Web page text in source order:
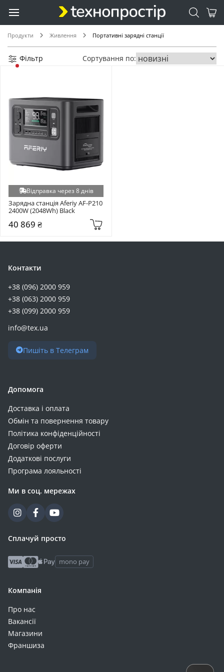
Продукти Живлення Портативні зарядні станції
Фільтр Сортування по:
Відправка через 8 днів
Зарядна станція Aferiy AF-P210
2400W (2048Wh) Black
40 869 ₴
Контакти
+38 (096) 2000 959
+38 (063) 2000 959
+38 (099) 2000 959
info@tex.ua
Пишіть в Телеграм
Допомога
Доставка і оплата
Обмін та повернення товару
Політика конфіденційності
Договір оферти
Додаткові послуги
Програма лояльності
Ми в соц. мережах
Сплачуй просто
mono pay
Компанія
Про нас
Вакансії
Магазини
Франшиза